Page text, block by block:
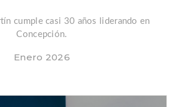
cumple casi 30 años liderando en
Concepción.
Enero 2026